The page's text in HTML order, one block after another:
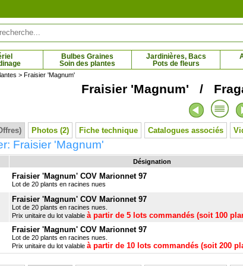
Bulbes Graines
Soin des plantes
Jardinières, Bacs
Pots de fleurs
> Fraisier 'Magnum'
Fraisier 'Magnum' /
Photos (2) Fiche technique Catalogues associés
Fraisier 'Magnum'
Désignation
Fraisier 'Magnum' COV Marionnet 97
Lot de 20 plants en racines nues
Fraisier 'Magnum' COV Marionnet 97
Lot de 20 plants en racines nues.
Prix unitaire du lot valable à partir de 5 lots commandés (soit 100
Fraisier 'Magnum' COV Marionnet 97
Lot de 20 plants en racines nues.
Prix unitaire du lot valable à partir de 10 lots commandés (soit 200